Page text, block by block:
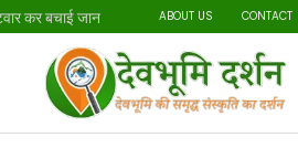
ABOUT US